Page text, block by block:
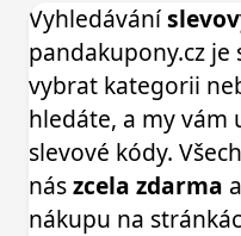
Vyhledávání
pandakupony.cz je
vybrat kategorii
hledáte, a my vám
slevové kódy.
nászcela zdarma
nákupu na